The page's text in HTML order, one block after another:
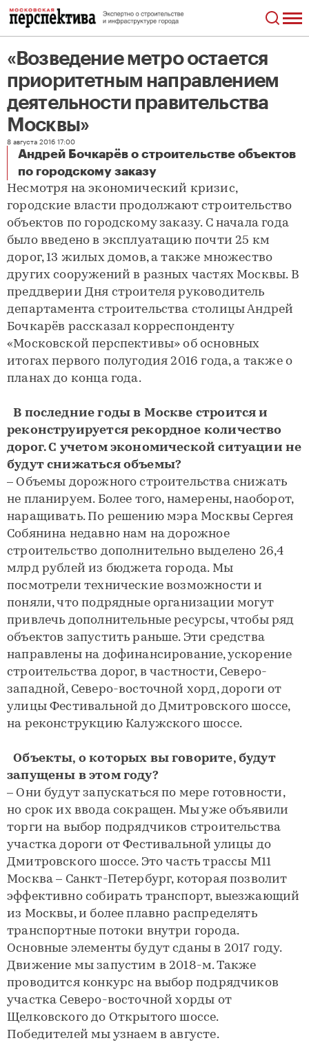
«Возведение метро остается
приоритетным направлением
деятельности правительства
Москвы»
8 августа 2016 17:00
Андрей Бочкарёв о строительстве объектов
по городскому заказу
Несмотря на экономический кризис,
городские власти продолжают строительство
объектов по городскому заказу. С начала года
было введено в эксплуатацию почти 25 км
дорог, 13 жилых домов, а также множество
других сооружений в разных частях Москвы. В
преддверии Дня строителя руководитель
департамента строительства столицы Андрей
Бочкарёв рассказал корреспонденту
«Московской перспективы» об основных
итогах первого полугодия 2016 года, а также о
планах до конца года.
В последние годы в Москве строится и
реконструируется рекордное количество
дорог. С учетом экономической ситуации не
будут снижаться объемы?
– Объемы дорожного строительства снижать
не планируем. Более того, намерены, наоборот,
наращивать. По решению мэра Москвы Сергея
Собянина недавно нам на дорожное
строительство дополнительно выделено 26,4
млрд рублей из бюджета города. Мы
посмотрели технические возможности и
поняли, что подрядные организации могут
привлечь дополнительные ресурсы, чтобы ряд
объектов запустить раньше. Эти средства
направлены на дофинансирование, ускорение
строительства дорог, в частности, Северо-
западной, Северо-восточной хорд, дороги от
улицы Фестивальной до Дмитровского шоссе,
на реконструкцию Калужского шоссе.
Объекты, о которых вы говорите, будут
запущены в этом году?
– Они будут запускаться по мере готовности,
но срок их ввода сокращен. Мы уже объявили
торги на выбор подрядчиков строительства
участка дороги от Фестивальной улицы до
Дмитровского шоссе. Это часть трассы М11
Москва – Санкт-Петербург, которая позволит
эффективно собирать транспорт, выезжающий
из Москвы, и более плавно распределять
транспортные потоки внутри города.
Основные элементы будут сданы в 2017 году.
Движение мы запустим в 2018-м. Также
проводится конкурс на выбор подрядчиков
участка Северо-восточной хорды от
Щелковского до Открытого шоссе.
Победителей мы узнаем в августе.